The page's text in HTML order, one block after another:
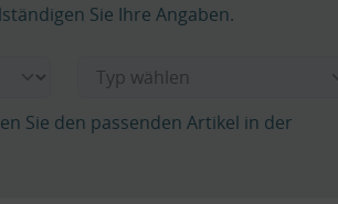
Sie Ihre Angaben.
Sie den passenden Artikel in der